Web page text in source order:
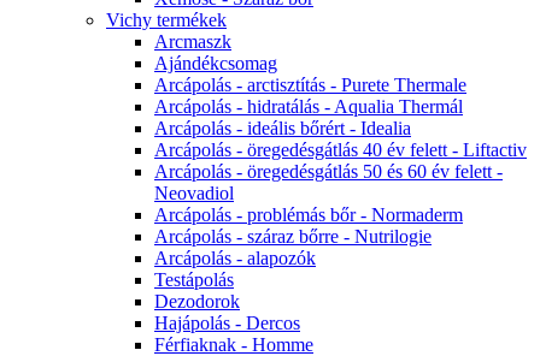
Vichy termékek
Arcmaszk
Ajándékcsomag
Arcápolás - arctisztítás - Purete Thermale
Arcápolás - hidratálás - Aqualia Thermál
Arcápolás - ideális bőrért - Idealia
Arcápolás - öregedésgátlás 40 év felett - Liftactiv
Arcápolás - öregedésgátlás 50 és 60 év felett -
Neovadiol
Arcápolás - problémás bőr - Normaderm
Arcápolás - száraz bőrre - Nutrilogie
Arcápolás - alapozók
Testápolás
Dezodorok
Hajápolás - Dercos
Férfiaknak - Homme